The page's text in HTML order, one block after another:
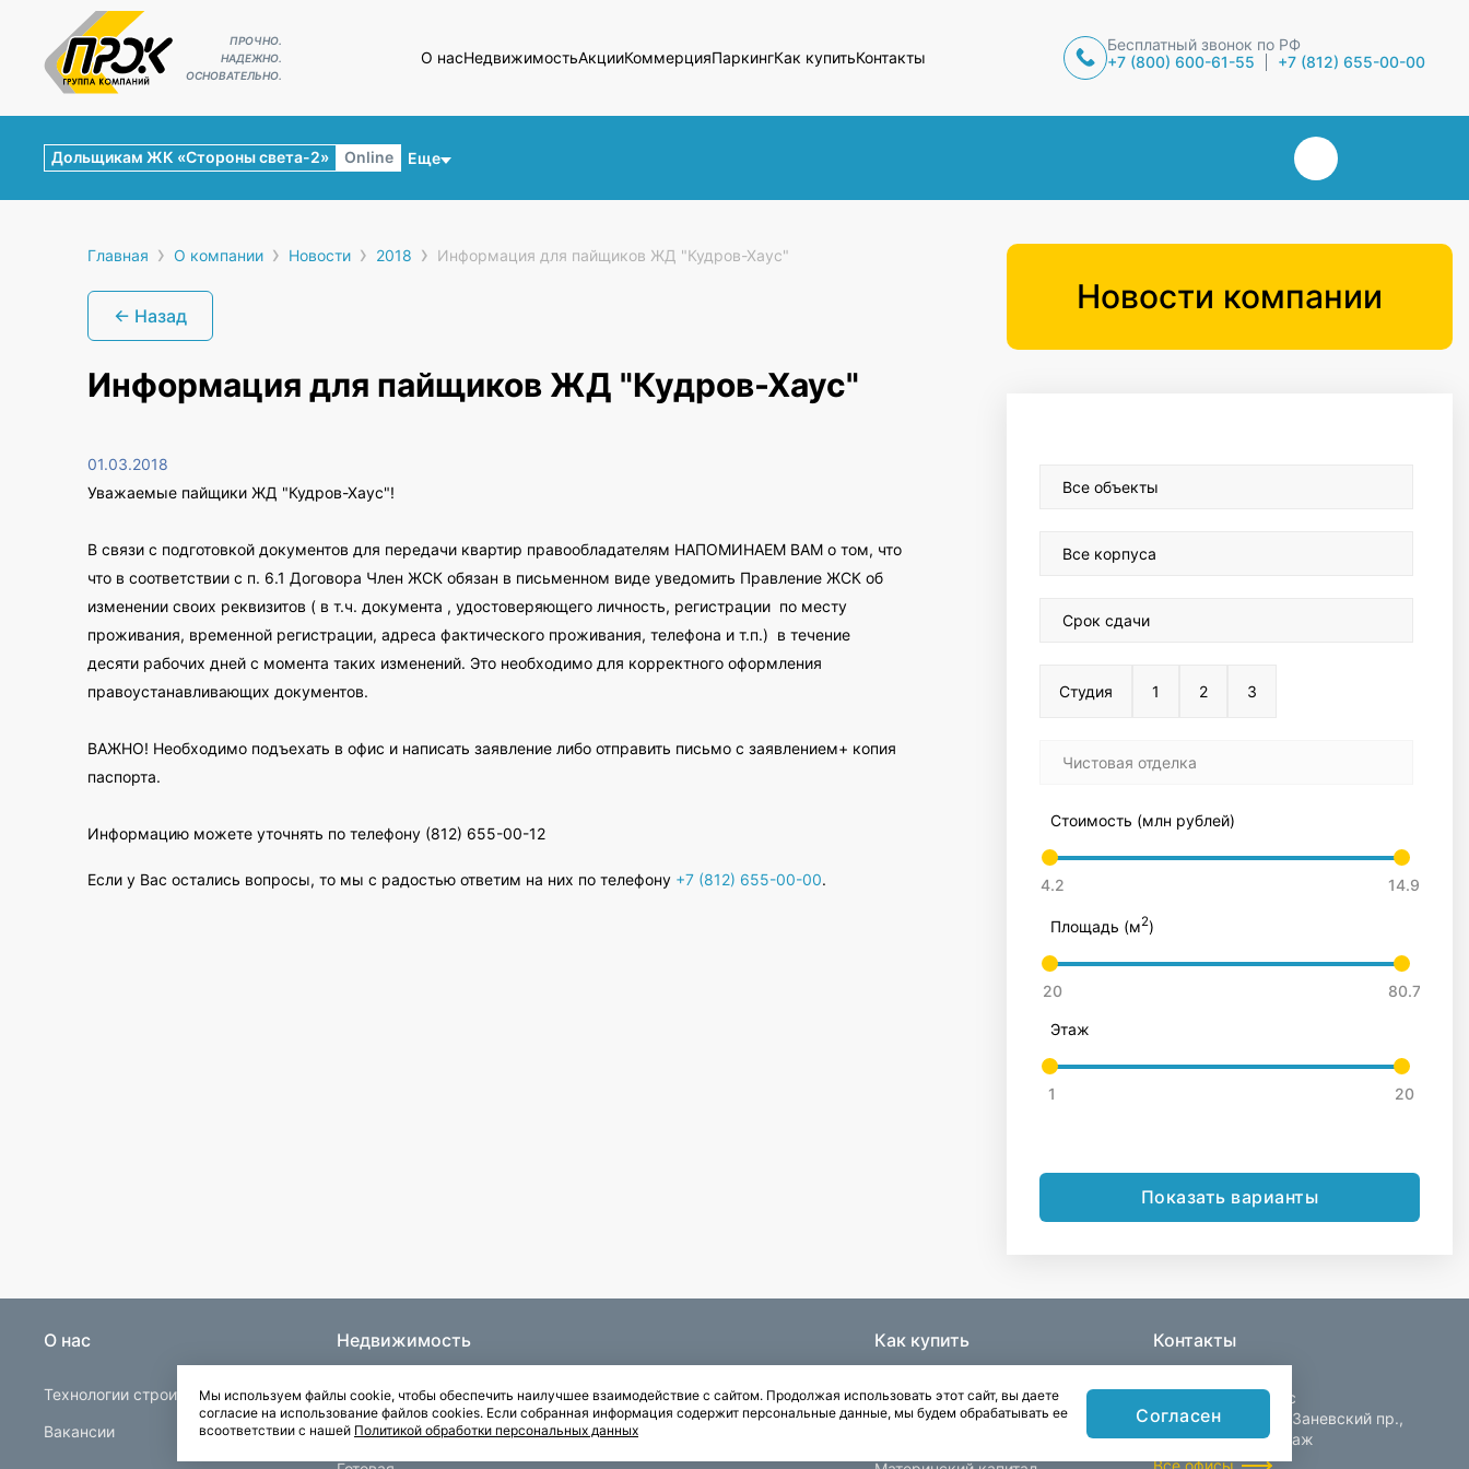
ПРОЧНО.
НАДЕЖНО.
ОСНОВАТЕЛЬНО.
О насНедвижимостьАкцииКоммерцияПаркингКак купитьКонтакты
Бесплатный звонок по РФ
+7 (800) 600-61-55
+7 (812) 655-00-00
Еще
Дольщикам ЖК «Стороны света-2» Online
Главная › О компании › Новости › 2018 › Информация для пайщиков ЖД "Кудров-Хаус"
← Назад
Информация для пайщиков ЖД "Кудров-Хаус"
01.03.2018
Уважаемые пайщики ЖД "Кудров-Хаус"!
В связи с подготовкой документов для передачи квартир правообладателям НАПОМИНАЕМ ВАМ о том, что
что в соответствии с п. 6.1 Договора Член ЖСК обязан в письменном виде уведомить Правление ЖСК об
изменении своих реквизитов ( в т.ч. документа , удостоверяющего личность, регистрации по месту
проживания, временной регистрации, адреса фактического проживания, телефона и т.п.) в течение
десяти рабочих дней с момента таких изменений. Это необходимо для корректного оформления
правоустанавливающих документов.
ВАЖНО! Необходимо подъехать в офис и написать заявление либо отправить письмо с заявлением+ копия
паспорта.
Информацию можете уточнять по телефону (812) 655-00-12
Если у Вас остались вопросы, то мы с радостью ответим на них по телефону +7 (812) 655-00-00.
Новости компании
Все объекты
Все корпуса
Срок сдачи
Студия 1 2 3
Чистовая отделка
Стоимость (млн рублей)
Площадь (м2)
Этаж
Показать варианты
О нас
Технологии строительства
Вакансии
Недвижимость
Строящаяся
Квартиры в Буграх
Паркинги
Квартиры с отделкой
Как купить
Ипотека
Контакты
Центральный офис
Санкт-Петербург, Заневский пр.,
д. 30, корп. 2, 4 этаж
Все офисы
Мы используем файлы cookie, чтобы обеспечить наилучшее взаимодействие с сайтом. Продолжая использовать этот сайт, вы даете
согласие на использование файлов cookies. Если собранная информация содержит персональные данные, мы будем обрабатывать ее
всоответствии с нашей Политикой обработки персональных данных
Согласен